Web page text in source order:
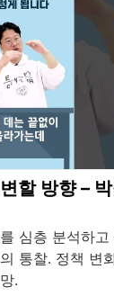
할 방향 –
심층 분석하고
통찰. 정책 변
.